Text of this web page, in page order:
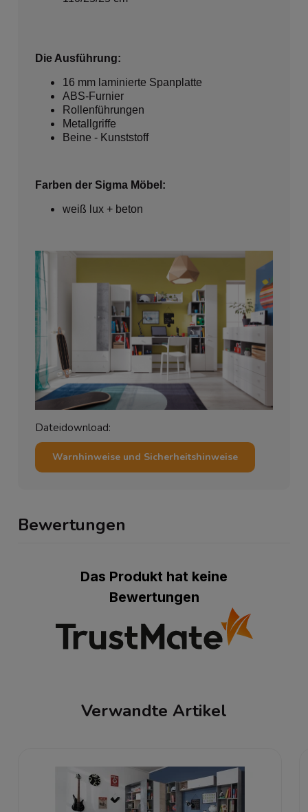
Die Ausführung:
16 mm laminierte Spanplatte
ABS-Furnier
Rollenführungen
Metallgriffe
Beine - Kunststoff
Farben der Sigma Möbel:
weiß lux + beton
Dateidownload:
Warnhinweise und Sicherheitshinweise
Bewertungen
Das Produkt hat keine
Bewertungen
Verwandte Artikel